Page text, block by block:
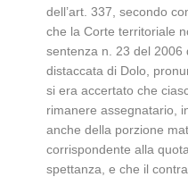
dell’art. 337, secondo
che la Corte territoriale
sentenza n. 23 del 2006
distaccata di Dolo,
si era accertato che
rimanere assegnatario,
anche della porzione
corrispondente alla
spettanza, e che il